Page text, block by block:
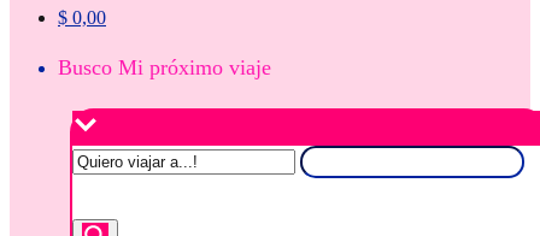
$ 0,00
Busco Mi próximo viaje